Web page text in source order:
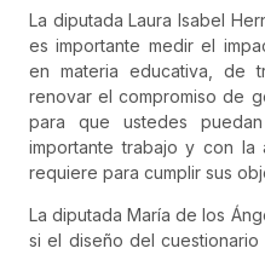
La diputada Laura Isabel
es importante medir el
en materia educativa, de
renovar el compromiso de
para que ustedes
importante trabajo y con la
requiere para cumplir sus
La diputada María de los
si el diseño del